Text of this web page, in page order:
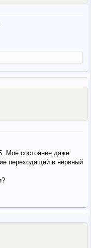
Моё состояние даже
переходящей в нервный